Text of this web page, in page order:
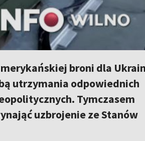
broni dla
utrzymania odpowiednich
Tymczasem
uzbrojenie ze Stanów